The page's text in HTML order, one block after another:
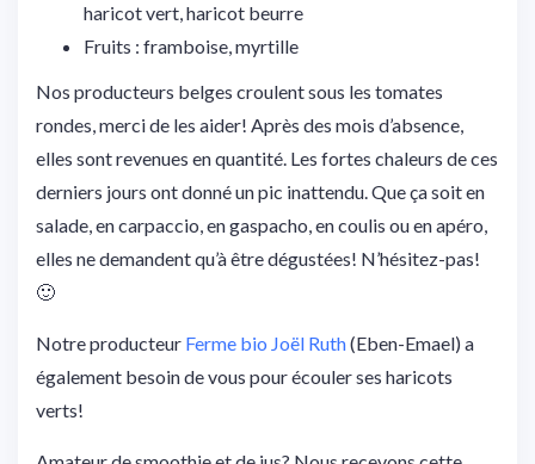
haricot vert, haricot beurre
Fruits : framboise, myrtille
Nos producteurs belges croulent sous les tomates
rondes, merci de les aider! Après des mois d’absence,
elles sont revenues en quantité. Les fortes chaleurs de ces
derniers jours ont donné un pic inattendu. Que ça soit en
salade, en carpaccio, en gaspacho, en coulis ou en apéro,
elles ne demandent qu’à être dégustées! N’hésitez-pas!
🙂
Notre producteur Ferme bio Joël Ruth(Eben-Emael) a
également besoin de vous pour écouler ses haricots
verts!